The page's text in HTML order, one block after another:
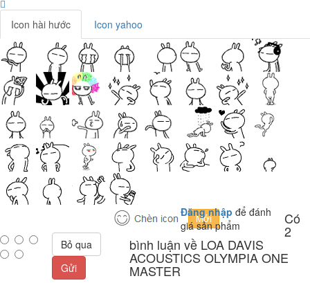
Icon hài hước Icon yahoo
Đăng nhập để đánh
giá sản phẩm
Bỏ qua
Gửi
Có
2
bình luận về LOA DAVIS
ACOUSTICS OLYMPIA ONE
MASTER